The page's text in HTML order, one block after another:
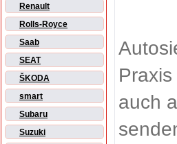
Renault
Rolls-Royce
Saab
SEAT
ŠKODA
smart
Subaru
Suzuki
auch